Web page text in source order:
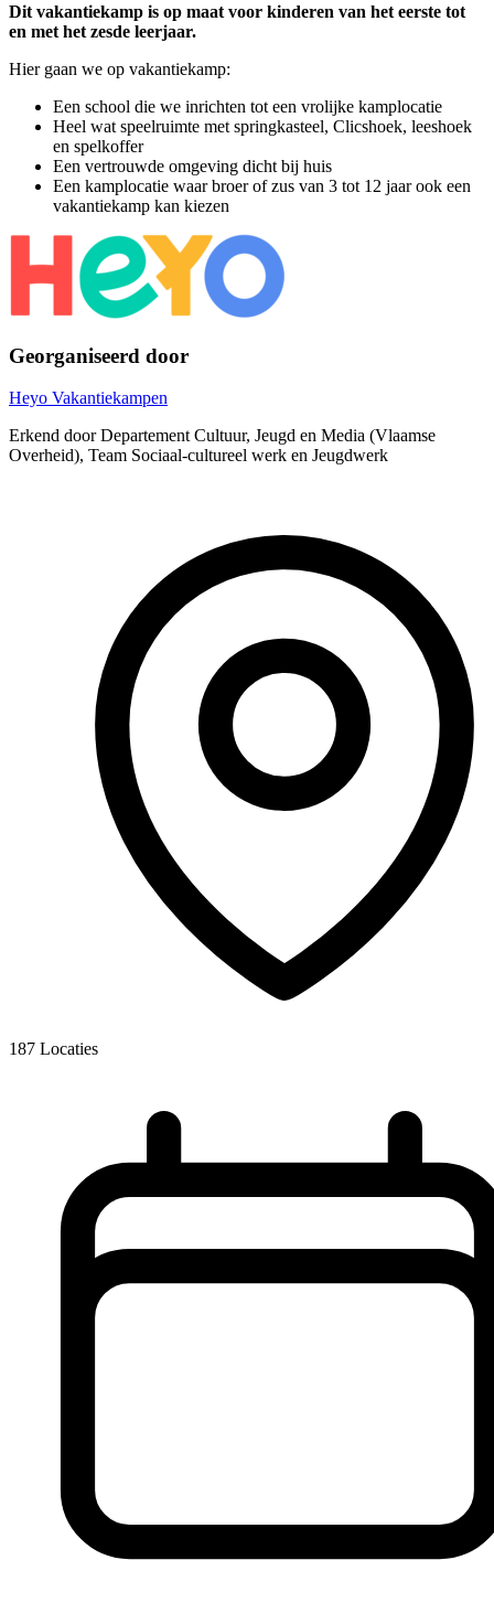
Dit vakantiekamp is op maat voor kinderen van het eerste tot
en met het zesde leerjaar.
Hier gaan we op vakantiekamp:
Een school die we inrichten tot een vrolijke kamplocatie
Heel wat speelruimte met springkasteel, Clicshoek, leeshoek
en spelkoffer
Een vertrouwde omgeving dicht bij huis
Een kamplocatie waar broer of zus van 3 tot 12 jaar ook een
vakantiekamp kan kiezen
Georganiseerd door
Heyo Vakantiekampen
Erkend door Departement Cultuur, Jeugd en Media (Vlaamse
Overheid), Team Sociaal-cultureel werk en Jeugdwerk
187 Locaties